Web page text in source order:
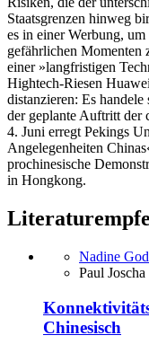
Staatsgrenzen hinweg
es in einer Werbung,
gefährlichen Momenten
einer »langfristigen
Hightech-Riesen
distanzieren: Es
der geplante Auftritt der
4. Juni erregt Pekings
Angelegenheiten
prochinesische
in Hongkong.
Nadine
Paul
Chinesisch